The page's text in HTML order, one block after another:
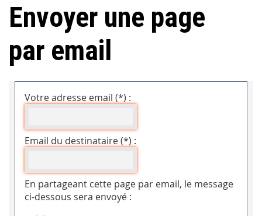
Envoyer une page
par email
Votre adresse email (*) :
Email du destinataire (*) :
En partageant cette page par email, le message
ci-dessous sera envoyé :